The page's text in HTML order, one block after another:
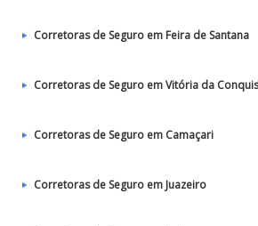
Corretoras de Seguro em Feira de Santana
Corretoras de Seguro em Vitória da
Corretoras de Seguro em Camaçari
Corretoras de Seguro em Juazeiro